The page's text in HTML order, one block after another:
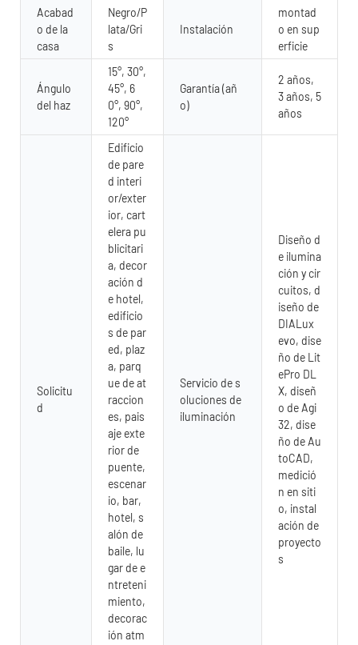
Acabad
o de la
casa
Negro/P
lata/Gri
s
Instalación
montad
o en sup
erficie
Ángulo
del haz
15°, 30°,
45°, 6
0°, 90°,
120°
Garantía (añ
o)
2 años,
3 años, 5
años
Solicitu
d
Edificio
de pare
d interi
or/exter
ior, cart
elera pu
blicitari
a, decor
ación d
e hotel,
edificio
s de par
ed, plaz
a, parq
ue de at
raccion
es, pais
aje exte
rior de
puente,
escenar
io, bar,
hotel, s
alón de
baile, lu
gar de e
ntreteni
miento,
decorac
ión atm
Servicio de s
oluciones de
iluminación
Diseño d
e ilumina
ción y cir
cuitos, d
iseño de
DIALux
evo, dise
ño de Lit
ePro DL
X, diseñ
o de Agi
32, dise
ño de Au
toCAD,
medició
n en siti
o, instal
ación de
proyecto
s